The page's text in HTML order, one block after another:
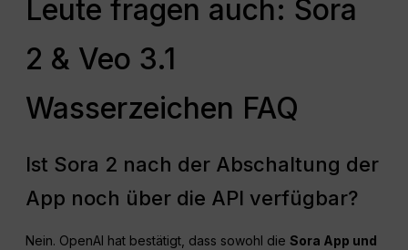
Leute fragen auch: Sora
2 & Veo 3.1
Wasserzeichen FAQ
Ist Sora 2 nach der Abschaltung der
App noch über die API verfügbar?
Nein. OpenAI hat bestätigt, dass sowohl dieSora App und